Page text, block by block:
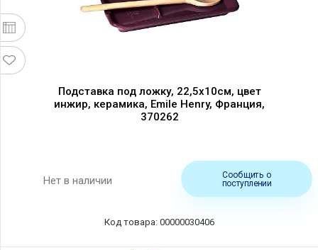
Подставка под ложку, 22,5х10см, цвет
инжир, керамика, Emile Henry, Франция,
370262
Нет в наличии
Сообщить о
поступлении
Код товара: 00000030406